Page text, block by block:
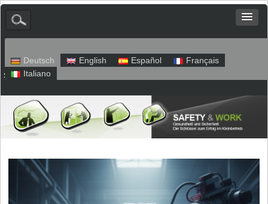
Deutsch English Español
Français
Italiano
Sitemap Impressum